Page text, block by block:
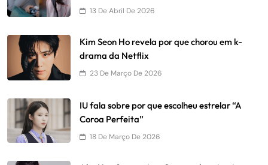
13 De Abril De 2026
Kim Seon Ho revela por que chorou em k-
drama da Netflix
23 De Março De 2026
IU fala sobre por que escolheu estrelar “A
Coroa Perfeita”
18 De Março De 2026